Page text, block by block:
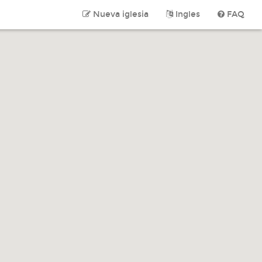
Nueva iglesia Ingles FAQ